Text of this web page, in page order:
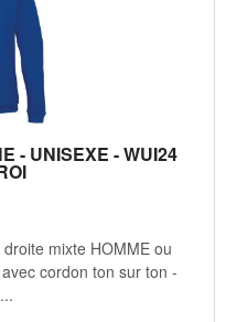
- UNISEXE - WUI24
mixte HOMME ou
cordon ton sur ton -